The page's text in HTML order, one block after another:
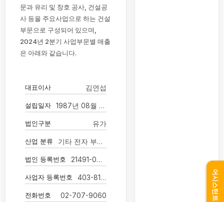
문과 유리 및 창호 공사, 건설공
사 등을 주요사업으로 하는 건설
부문으로 구성되어 있으며,
2024년 2분기 사업부문별 매출
은 아래와 같습니다.
대표이사 김연섭
설립일자 1987년 08월 11일
법인구분 유가
산업 분류 기타 전자 부품 제조업
법인 등록번호 21491-0003625
사업자 등록번호 403-81-03729
전화번호 02-707-9060 어시스턴트